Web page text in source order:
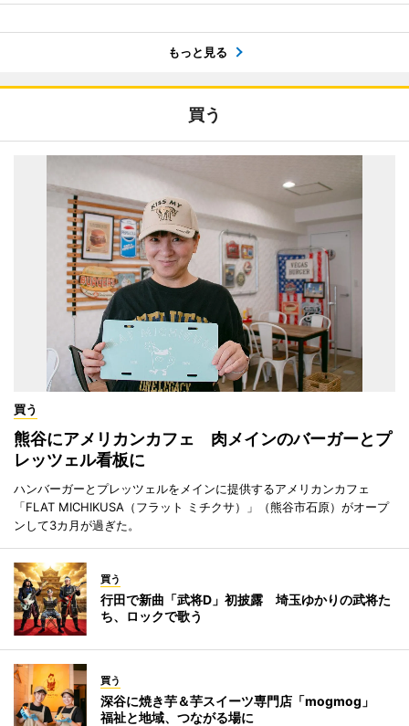
もっと見る
買う
買う
熊谷にアメリカンカフェ 肉メインのバーガーとプ
レッツェル看板に
ハンバーガーとプレッツェルをメインに提供するアメリカンカフェ
「FLAT MICHIKUSA（フラット ミチクサ）」（熊谷市石原）がオープ
ンして3カ月が過ぎた。
買う
行田で新曲「武将D」初披露 埼玉ゆかりの武将た
ち、ロックで歌う
買う
深谷に焼き芋＆芋スイーツ専門店「mogmog」
福祉と地域、つながる場に